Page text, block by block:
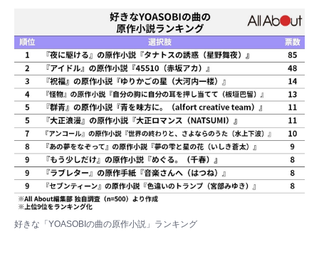
好きな「YOASOBIの曲の原作小説」ランキング